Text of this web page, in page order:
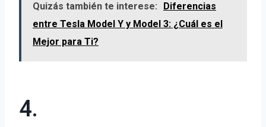
Quizás también te interese:
Diferencias
entre Tesla Model Y y Model 3: ¿Cuál es el
Mejor para Ti?
4.